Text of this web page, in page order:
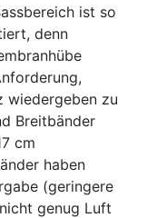
ist so
denn
wiedergeben zu
Breitbänder
cm
haben
(geringere
genug Luft